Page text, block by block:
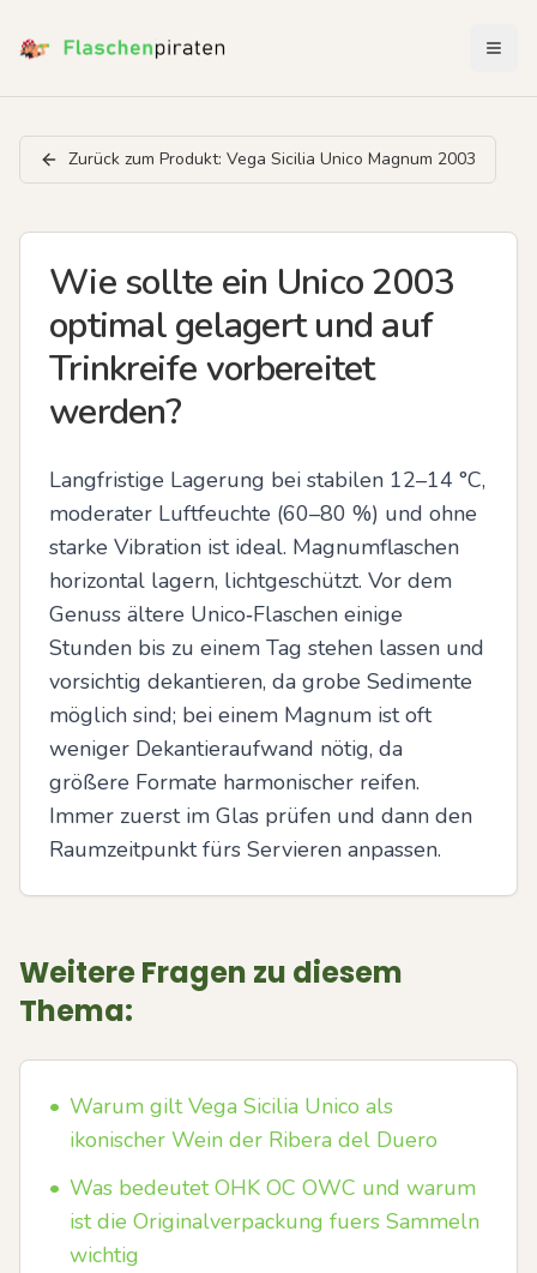
Zurück zum Produkt: Vega Sicilia Unico Magnum 2003
Wie sollte ein Unico 2003
optimal gelagert und auf
Trinkreife vorbereitet
werden?
Langfristige Lagerung bei stabilen 12–14 °C,
moderater Luftfeuchte (60–80 %) und ohne
starke Vibration ist ideal. Magnumflaschen
horizontal lagern, lichtgeschützt. Vor dem
Genuss ältere Unico‑Flaschen einige
Stunden bis zu einem Tag stehen lassen und
vorsichtig dekantieren, da grobe Sedimente
möglich sind; bei einem Magnum ist oft
weniger Dekantieraufwand nötig, da
größere Formate harmonischer reifen.
Immer zuerst im Glas prüfen und dann den
Raumzeitpunkt fürs Servieren anpassen.
Weitere Fragen zu diesem
Thema:
• Warum gilt Vega Sicilia Unico als
ikonischer Wein der Ribera del Duero
• Was bedeutet OHK OC OWC und warum
ist die Originalverpackung fuers Sammeln
wichtig